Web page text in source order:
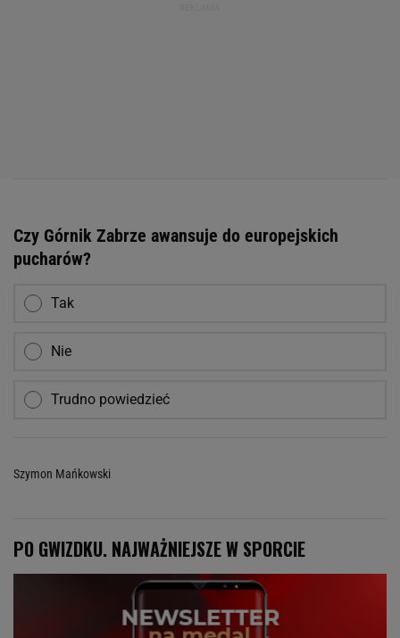
Czy Górnik Zabrze awansuje do europejskich
pucharów?
Tak
Nie
Trudno powiedzieć
Szymon Mańkowski